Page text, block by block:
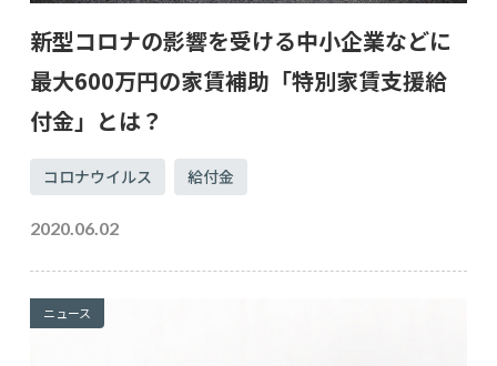
新型コロナの影響を受ける中小企業などに
最大600万円の家賃補助「特別家賃支援給
付金」とは？
コロナウイルス 給付金
2020.06.02
ニュース